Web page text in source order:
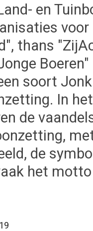
en
thans
soort
In
de
de
het